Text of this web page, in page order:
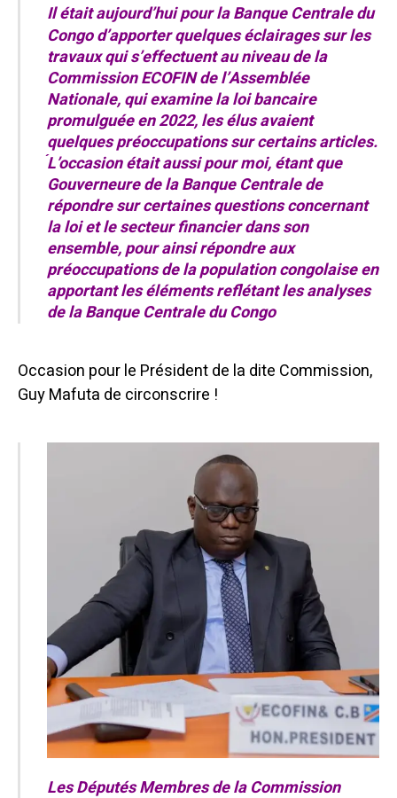
Il était aujourd’hui pour la Banque Centrale du
Congo d’apporter quelques éclairages sur les
travaux qui s’effectuent au niveau de la
Commission ECOFIN de l’Assemblée
Nationale, qui examine la loi bancaire
promulguée en 2022, les élus avaient
quelques préoccupations sur certains articles.
́L’occasion était aussi pour moi, étant que
Gouverneure de la Banque Centrale de
répondre sur certaines questions concernant
la loi et le secteur financier dans son
ensemble, pour ainsi répondre aux
préoccupations de la population congolaise en
apportant les éléments reflétant les analyses
de la Banque Centrale du Congo
Occasion pour le Président de la dite Commission,
Guy Mafuta de circonscrire !
Les Députés Membres de la Commission